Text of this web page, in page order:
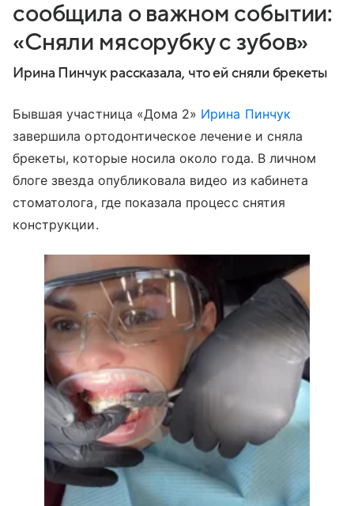
сообщила о важном событии:
«Сняли мясорубку с зубов»
Ирина Пинчук рассказала, что ей сняли брекеты
Бывшая участница «Дома 2» Ирина Пинчук
завершила ортодонтическое лечение и сняла
брекеты, которые носила около года. В личном
блоге звезда опубликовала видео из кабинета
стоматолога, где показала процесс снятия
конструкции.